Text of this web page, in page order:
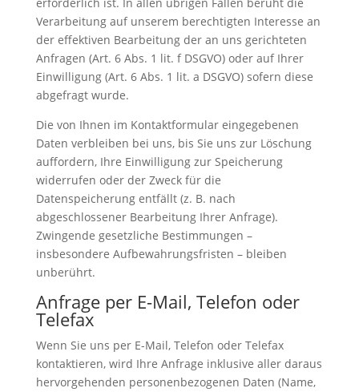
Verarbeitung auf unserem berechtigten Interesse an
der effektiven Bearbeitung der an uns gerichteten
Anfragen (Art. 6 Abs. 1 lit. f DSGVO) oder auf Ihrer
Einwilligung (Art. 6 Abs. 1 lit. a DSGVO) sofern diese
abgefragt wurde.
Die von Ihnen im Kontaktformular eingegebenen
Daten verbleiben bei uns, bis Sie uns zur Löschung
auffordern, Ihre Einwilligung zur Speicherung
widerrufen oder der Zweck für die
Datenspeicherung entfällt (z. B. nach
abgeschlossener Bearbeitung Ihrer Anfrage).
Zwingende gesetzliche Bestimmungen –
insbesondere Aufbewahrungsfristen – bleiben
unberührt.
Anfrage per E-Mail, Telefon oder
Telefax
Wenn Sie uns per E-Mail, Telefon oder Telefax
kontaktieren, wird Ihre Anfrage inklusive aller daraus
hervorgehenden personenbezogenen Daten (Name,